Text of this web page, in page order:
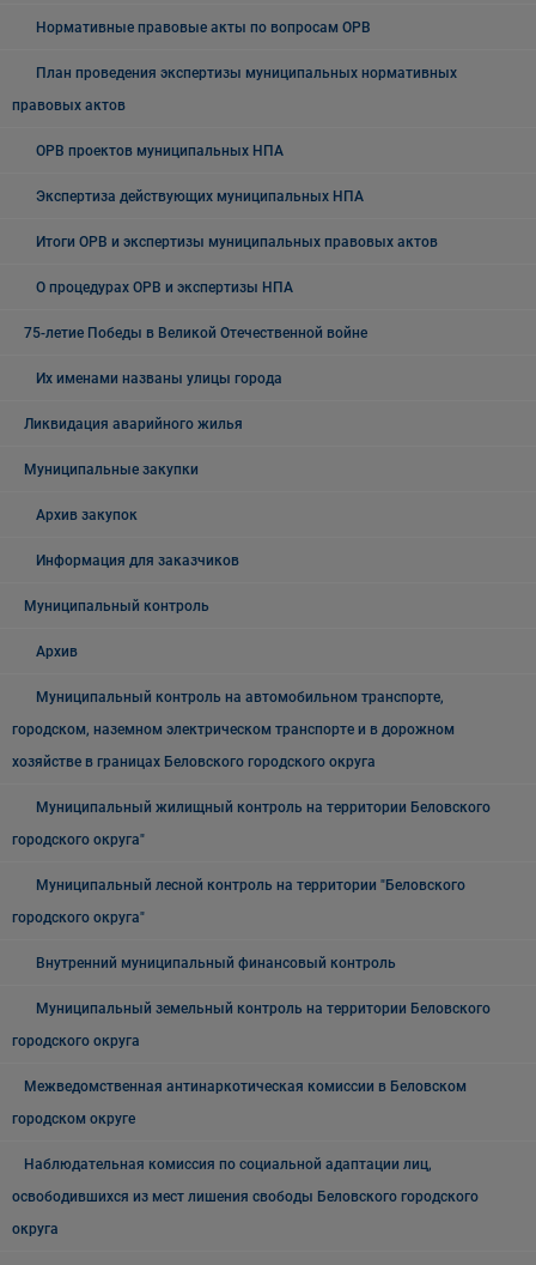
Нормативные правовые акты по вопросам ОРВ
План проведения экспертизы муниципальных нормативных
правовых актов
ОРВ проектов муниципальных НПА
Экспертиза действующих муниципальных НПА
Итоги ОРВ и экспертизы муниципальных правовых актов
О процедурах ОРВ и экспертизы НПА
75-летие Победы в Великой Отечественной войне
Их именами названы улицы города
Ликвидация аварийного жилья
Муниципальные закупки
Архив закупок
Информация для заказчиков
Муниципальный контроль
Архив
Муниципальный контроль на автомобильном транспорте,
городском, наземном электрическом транспорте и в дорожном
хозяйстве в границах Беловского городского округа
Муниципальный жилищный контроль на территории Беловского
городского округа"
Муниципальный лесной контроль на территории "Беловского
городского округа"
Внутренний муниципальный финансовый контроль
Муниципальный земельный контроль на территории Беловского
городского округа
Межведомственная антинаркотическая комиссии в Беловском
городском округе
Наблюдательная комиссия по социальной адаптации лиц,
освободившихся из мест лишения свободы Беловского городского
округа